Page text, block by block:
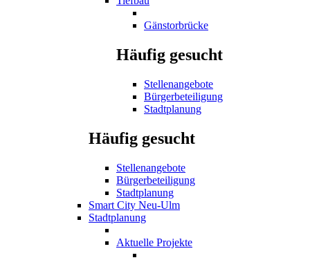
Gänstorbrücke
Häufig gesucht
Stellenangebote
Bürgerbeteiligung
Stadtplanung
Häufig gesucht
Stellenangebote
Bürgerbeteiligung
Stadtplanung
Smart City Neu-Ulm
Stadtplanung
Aktuelle Projekte